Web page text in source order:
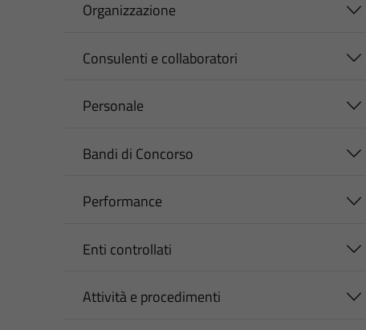
Organizzazione
Consulenti e collaboratori
Personale
Bandi di Concorso
Performance
Enti controllati
Attività e procedimenti